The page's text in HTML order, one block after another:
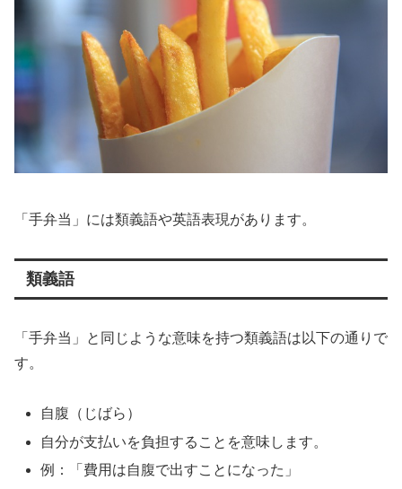
「手弁当」には類義語や英語表現があります。
類義語
「手弁当」と同じような意味を持つ類義語は以下の通りで
す。
自腹（じばら）
自分が支払いを負担することを意味します。
例：「費用は自腹で出すことになった」